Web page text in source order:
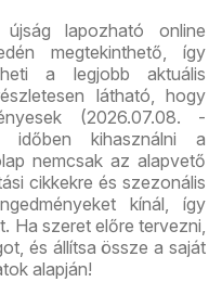
lapozható online
megtekinthető, így
a legjobb aktuális
látható, hogy
(2026.07.08. -
időben kihasználni a
nemcsak az alapvető
cikkekre és szezonális
kínál, így
Ha szeret előre tervezni,
és állítsa össze a saját
alapján!